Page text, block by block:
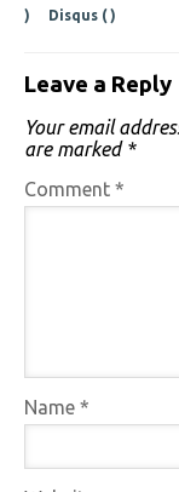
) Disqus ( )
Leave a Reply
Your email
are marked *
Comment *
Name *